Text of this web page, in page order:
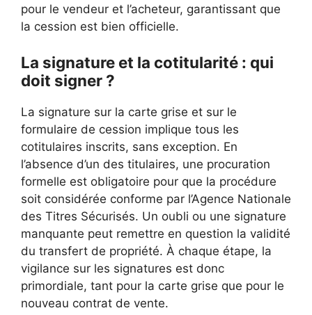
pour le vendeur et l’acheteur, garantissant que
la cession est bien officielle.
La signature et la cotitularité : qui
doit signer ?
La signature sur la carte grise et sur le
formulaire de cession implique tous les
cotitulaires inscrits, sans exception. En
l’absence d’un des titulaires, une procuration
formelle est obligatoire pour que la procédure
soit considérée conforme par l’Agence Nationale
des Titres Sécurisés. Un oubli ou une signature
manquante peut remettre en question la validité
du transfert de propriété. À chaque étape, la
vigilance sur les signatures est donc
primordiale, tant pour la carte grise que pour le
nouveau contrat de vente.